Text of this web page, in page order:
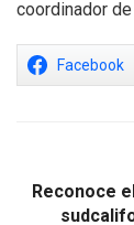
coordinador
Facebook
Reconoce